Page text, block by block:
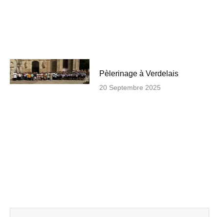
Pèlerinage à Verdelais
20 Septembre 2025